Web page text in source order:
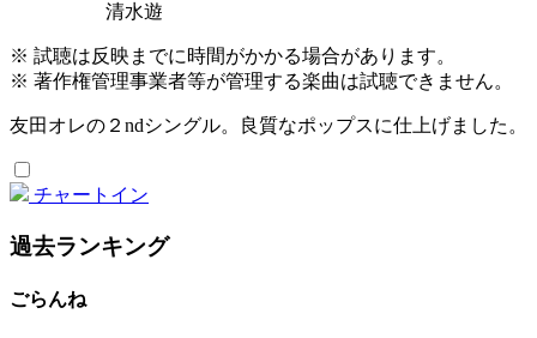
清水遊
※ 試聴は反映までに時間がかかる場合があります。
※ 著作権管理事業者等が管理する楽曲は試聴できません。
友田オレの２ndシングル。良質なポップスに仕上げました。
チャートイン
過去ランキング
ごらんね